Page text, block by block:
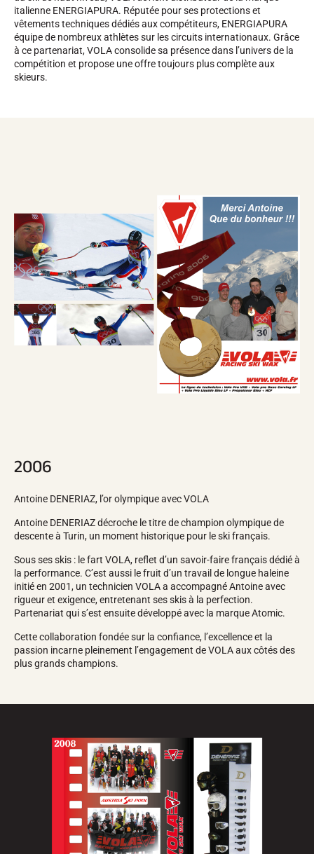
italienne ENERGIAPURA. Réputée pour ses protections et
vêtements techniques dédiés aux compétiteurs, ENERGIAPURA
équipe de nombreux athlètes sur les circuits internationaux. Grâce
à ce partenariat, VOLA consolide sa présence dans l’univers de la
compétition et propose une offre toujours plus complète aux
skieurs.
2006
Antoine DENERIAZ, l’or olympique avec VOLA
Antoine DENERIAZ décroche le titre de champion olympique de
descente à Turin, un moment historique pour le ski français.
Sous ses skis : le fart VOLA, reflet d’un savoir-faire français dédié à
la performance. C’est aussi le fruit d’un travail de longue haleine
initié en 2001, un technicien VOLA a accompagné Antoine avec
rigueur et exigence, entretenant ses skis à la perfection.
Partenariat qui s’est ensuite développé avec la marque Atomic.
Cette collaboration fondée sur la confiance, l’excellence et la
passion incarne pleinement l’engagement de VOLA aux côtés des
plus grands champions.